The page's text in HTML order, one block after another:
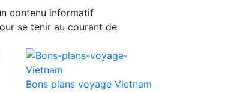
contenu informatif
se tenir au courant de
Bons plans voyage Vietnam